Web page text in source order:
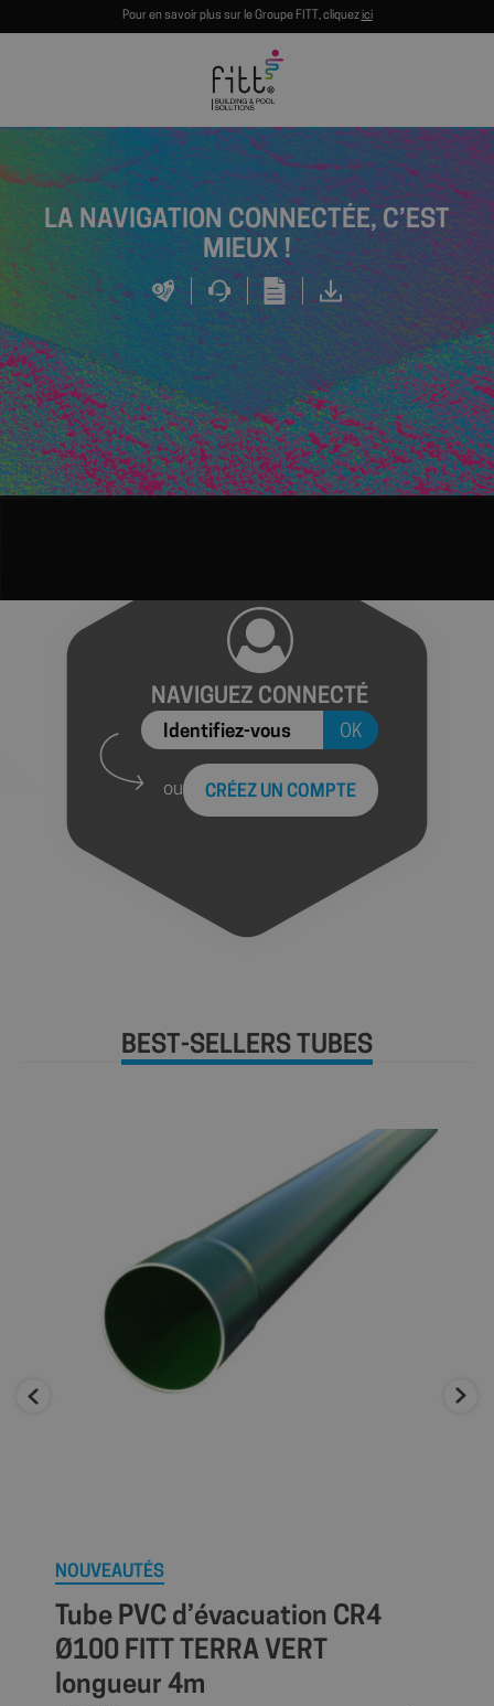
Pour en savoir plus sur le Groupe FITT, cliquezici
LA NAVIGATION CONNECTÉE, C’EST
MIEUX !
NAVIGUEZ CONNECTÉ
Identifiez-vous OK
ou CRÉEZ UN COMPTE
BEST-SELLERS TUBES
NOUVEAUTÉS
Tube PVC d’évacuation CR4
Ø100 FITT TERRA VERT
longueur 4m